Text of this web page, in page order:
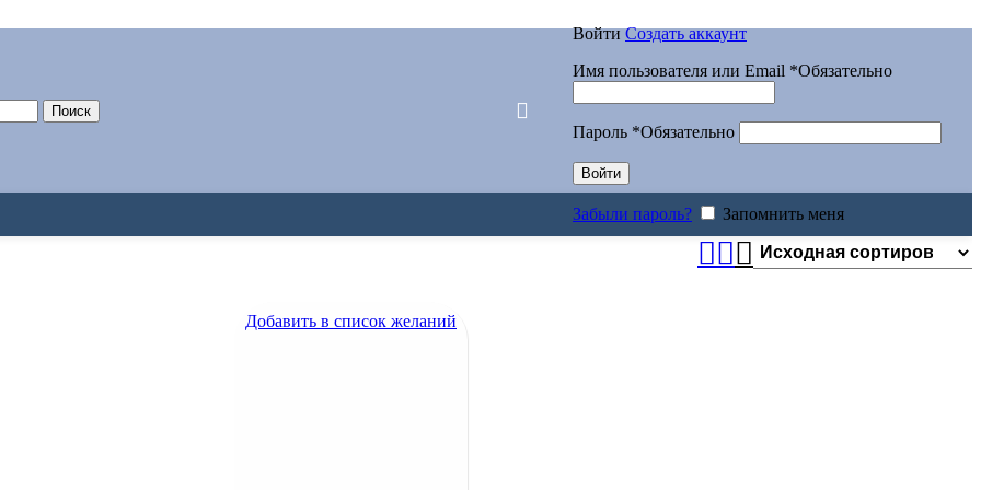
Поиск
ВойтиСоздать аккаунт
Имя пользователя или Email *Обязательно
Пароль *Обязательно
Войти
Забыли пароль? Запомнить меня
Добавить в список желаний